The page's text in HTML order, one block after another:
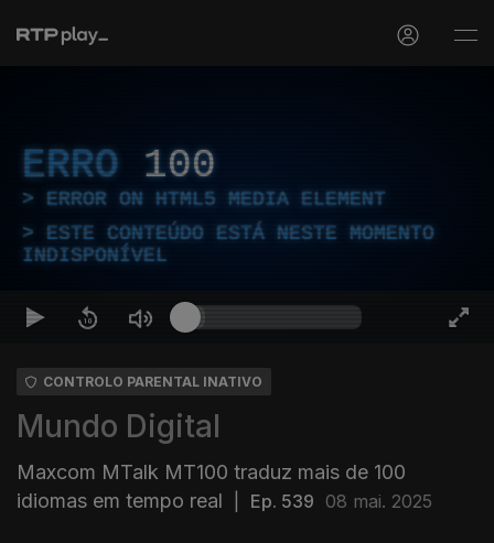
ERRO 100
ERROR ON HTML5 MEDIA ELEMENT
ESTE CONTEÚDO ESTÁ NESTE MOMENTO
INDISPONÍVEL
CONTROLO PARENTAL INATIVO
Mundo Digital
Maxcom MTalk MT100 traduz mais de 100
idiomas em tempo real
Ep. 539 08 mai. 2025